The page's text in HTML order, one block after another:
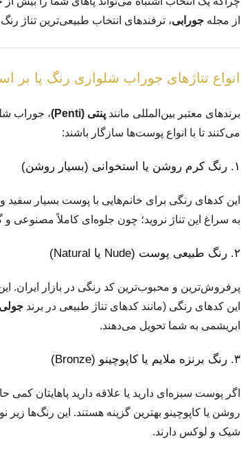
از مجله جورابی، ترفندهای انتخاب طبیعی‌ترین تناژ
انواع تناژهای جوراب شلواری رنگ پا
برندهای معتبر بین‌المللی مانند پنتی (Penti)
، جوراب
می‌کنند تا با انواع پوست‌ها سازگار باشند:
۱. رنگ کرم روشن یا استخوانی (بسیار روشن)
این کدهای رنگی برای خانم‌هایی با پوست بسیار
به سراغ این تناژ نروید؛ چون جلوه‌ای کاملاً مصنوعی
۲. رنگ طبیعی پوست (Nude یا Natural)
پرفروش‌ترین و محبوب‌ترین کد رنگی در بازار ایران.
این کدهای رنگی (مانند کدهای تناژ طبیعی در برند جولی
ابریشمی به شما تحویل می‌دهند.
۳. رنگ برنزه ملایم یا کاپوچینو (Bronze)
اگر پوست سبزه‌ای دارید یا علاقه دارید پاهایتان
روشن یا کاپوچینو بهترین گزینه هستند. این رنگ‌ها
شیک و لوکس دارند.